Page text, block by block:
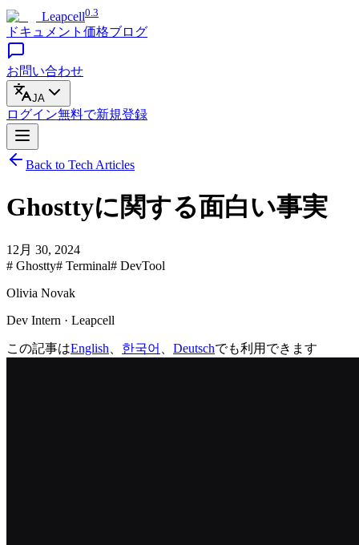
Leapcell0.3
ドキュメント 価格ブログ
お問い合わせ
JA
ログイン無料で新規登録
Back to Tech Articles
Ghosttyに関する面白い事実
12月 30, 2024
# Ghostty# Terminal# DevTool
Olivia Novak
Dev Intern · Leapcell
この記事はEnglish 한국어 Deutschでも利用できます